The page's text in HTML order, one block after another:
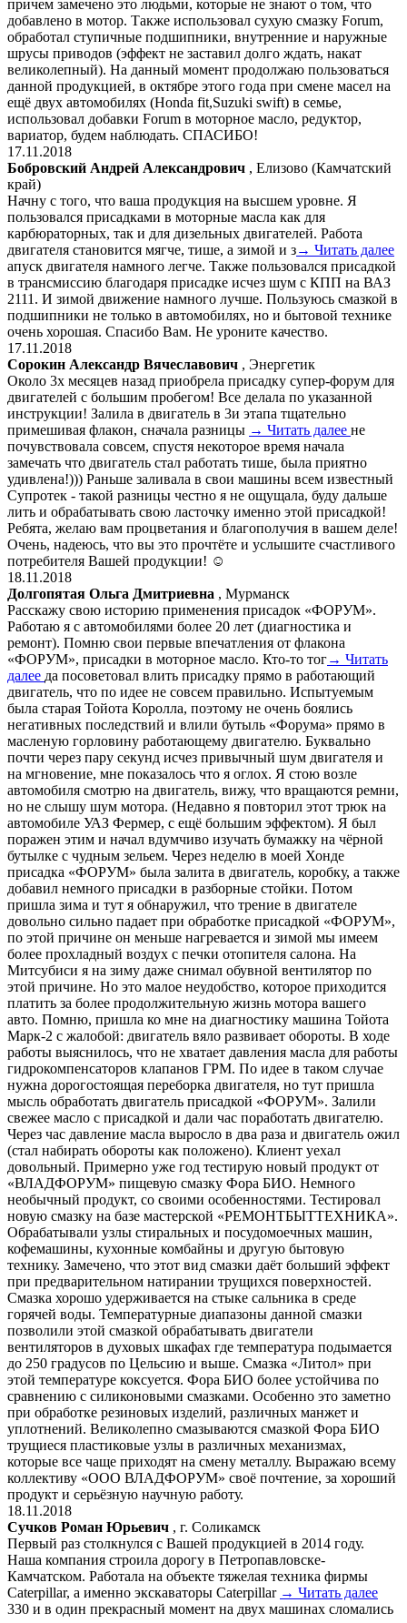
причем замечено это людьми, которые не знают о том, что
добавлено в мотор. Также использовал сухую смазку Forum,
обработал ступичные подшипники, внутренние и наружные
шрусы приводов (эффект не заставил долго ждать, накат
великолепный). На данный момент продолжаю пользоваться
данной продукцией, в октябре этого года при смене масел на
ещё двух автомобилях (Honda fit,Suzuki swift) в семье,
использовал добавки Forum в моторное масло, редуктор,
вариатор, будем наблюдать. СПАСИБО!
17.11.2018
Бобровский Андрей Александрович , Елизово (Камчатский
край)
Начну с того, что ваша продукция на высшем уровне. Я
пользовался присадками в моторные масла как для
карбюраторных, так и для дизельных двигателей. Работа
двигателя становится мягче, тише, а зимой и з→ Читать далее
апуск двигателя намного легче. Также пользовался присадкой
в трансмиссию благодаря присадке исчез шум с КПП на ВАЗ
2111. И зимой движение намного лучше. Пользуюсь смазкой в
подшипники не только в автомобилях, но и бытовой технике
очень хорошая. Спасибо Вам. Не уроните качество.
17.11.2018
Сорокин Александр Вячеславович , Энергетик
Около 3х месяцев назад приобрела присадку супер-форум для
двигателей с большим пробегом! Все делала по указанной
инструкции! Залила в двигатель в 3и этапа тщательно
примешивая флакон, сначала разницы → Читать далее не
почувствовала совсем, спустя некоторое время начала
замечать что двигатель стал работать тише, была приятно
удивлена!))) Раньше заливала в свои машины всем известный
Супротек - такой разницы честно я не ощущала, буду дальше
лить и обрабатывать свою ласточку именно этой присадкой!
Ребята, желаю вам процветания и благополучия в вашем деле!
Очень, надеюсь, что вы это прочтёте и услышите счастливого
потребителя Вашей продукции! ☺️
18.11.2018
Долгопятая Ольга Дмитриевна , Мурманск
Расскажу свою историю применения присадок «ФОРУМ».
Работаю я с автомобилями более 20 лет (диагностика и
ремонт). Помню свои первые впечатления от флакона
«ФОРУМ», присадки в моторное масло. Кто-то тог→ Читать
далее да посоветовал влить присадку прямо в работающий
двигатель, что по идее не совсем правильно. Испытуемым
была старая Тойота Королла, поэтому не очень боялись
негативных последствий и влили бутыль «Форума» прямо в
масленую горловину работающему двигателю. Буквально
почти через пару секунд исчез привычный шум двигателя и
на мгновение, мне показалось что я оглох. Я стою возле
автомобиля смотрю на двигатель, вижу, что вращаются ремни,
но не слышу шум мотора. (Недавно я повторил этот трюк на
автомобиле УАЗ Фермер, с ещё большим эффектом). Я был
поражен этим и начал вдумчиво изучать бумажку на чёрной
бутылке с чудным зельем. Через неделю в моей Хонде
присадка «ФОРУМ» была залита в двигатель, коробку, а также
добавил немного присадки в разборные стойки. Потом
пришла зима и тут я обнаружил, что трение в двигателе
довольно сильно падает при обработке присадкой «ФОРУМ»,
по этой причине он меньше нагревается и зимой мы имеем
более прохладный воздух с печки отопителя салона. На
Митсубиси я на зиму даже снимал обувной вентилятор по
этой причине. Но это малое неудобство, которое приходится
платить за более продолжительную жизнь мотора вашего
авто. Помню, пришла ко мне на диагностику машина Тойота
Марк-2 с жалобой: двигатель вяло развивает обороты. В ходе
работы выяснилось, что не хватает давления масла для работы
гидрокомпенсаторов клапанов ГРМ. По идее в таком случае
нужна дорогостоящая переборка двигателя, но тут пришла
мысль обработать двигатель присадкой «ФОРУМ». Залили
свежее масло с присадкой и дали час поработать двигателю.
Через час давление масла выросло в два раза и двигатель ожил
(стал набирать обороты как положено). Клиент уехал
довольный. Примерно уже год тестирую новый продукт от
«ВЛАДФОРУМ» пищевую смазку Фора БИО. Немного
необычный продукт, со своими особенностями. Тестировал
новую смазку на базе мастерской «РЕМОНТБЫТТЕХНИКА».
Обрабатывали узлы стиральных и посудомоечных машин,
кофемашины, кухонные комбайны и другую бытовую
технику. Замечено, что этот вид смазки даёт больший эффект
при предварительном натирании трущихся поверхностей.
Смазка хорошо удерживается на стыке сальника в среде
горячей воды. Температурные диапазоны данной смазки
позволили этой смазкой обрабатывать двигатели
вентиляторов в духовых шкафах где температура подымается
до 250 градусов по Цельсию и выше. Смазка «Литол» при
этой температуре коксуется. Фора БИО более устойчива по
сравнению с силиконовыми смазками. Особенно это заметно
при обработке резиновых изделий, различных манжет и
уплотнений. Великолепно смазываются смазкой Фора БИО
трущиеся пластиковые узлы в различных механизмах,
которые все чаще приходят на смену металлу. Выражаю всему
коллективу «ООО ВЛАДФОРУМ» своё почтение, за хороший
продукт и серьёзную научную работу.
18.11.2018
Сучков Роман Юрьевич , г. Соликамск
Первый раз столкнулся с Вашей продукцией в 2014 году.
Наша компания строила дорогу в Петропавловске-
Камчатском. Работала на объекте тяжелая техника фирмы
Caterpillar, а именно экскаваторы Caterpillar → Читать далее
330 и в один прекрасный момент на двух машинах сломались